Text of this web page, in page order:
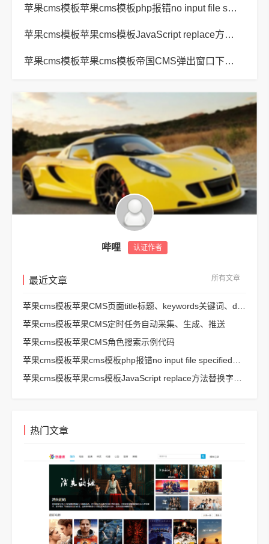
苹果cms模板苹果cms模板php报错no input file specified解决方法
苹果cms模板苹果cms模板JavaScript replace方法替换字符串空格方法
苹果cms模板苹果cms模板帝国CMS弹出窗口下载方式改为点击链接直接下载教程
哔哩 认证作者
最近文章 所有文章
苹果cms模板苹果CMS定时任务自动采集、生成、推送
苹果cms模板苹果CMS角色搜索示例代码
热门文章